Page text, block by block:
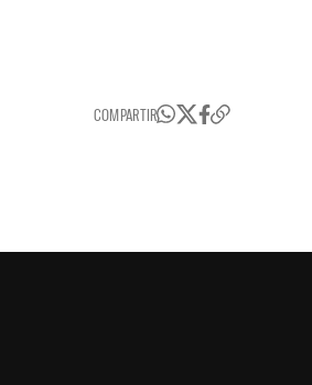
COMPARTIR